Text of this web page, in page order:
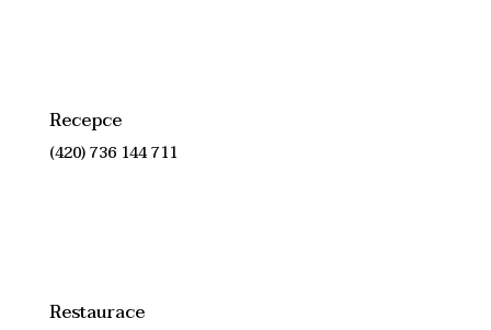
Recepce
(420) 736 144 711
Restaurace